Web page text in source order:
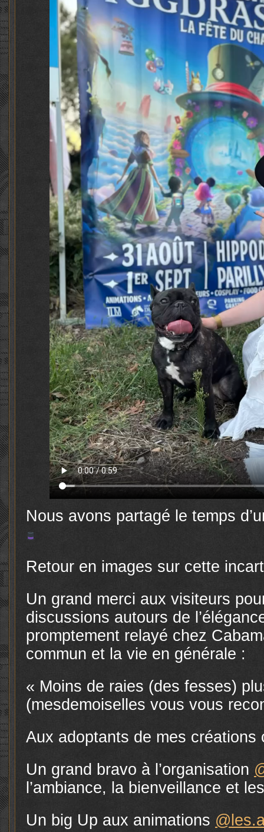
Nous avons partagé le temps
Retour en images sur cette
Un grand merci aux visiteurs
discussions autours de
promptement relayé chez
commun et la vie en générale :
« Moins de raies (des fesses)
(mesdemoiselles vous vous
Aux adoptants de mes
Un grand bravo à l’organisation
l’ambiance, la bienveillance et
Un big Up aux animations